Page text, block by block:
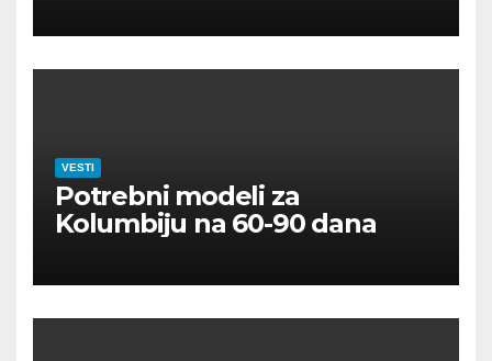
VESTI
Potrebni modeli za
Kolumbiju na 60-90 dana